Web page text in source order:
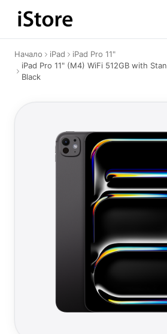
Към съдържанието
Начало iPad
iPad Pro 11"
iPad Pro 11" (M4) WiFi 512GB with
Black